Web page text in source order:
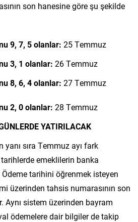
ının son hanesine göreşu şekilde
9, 7, 5 olanlar: 25 Temmuz
3, 1 olanlar: 26 Temmuz
8, 6, 4 olanlar: 27 Temmuz
2, 0 olanlar: 28 Temmuz
ÜNLERDE YATIRILACAK
yanı sıra Temmuz ayı fark
emeklilerin banka
Ödeme tarihini öğrenmek isteyen
üzerinden tahsis numarasının son
Aynı sistem üzerinden bayram
ödemelere dair bilgiler de takip